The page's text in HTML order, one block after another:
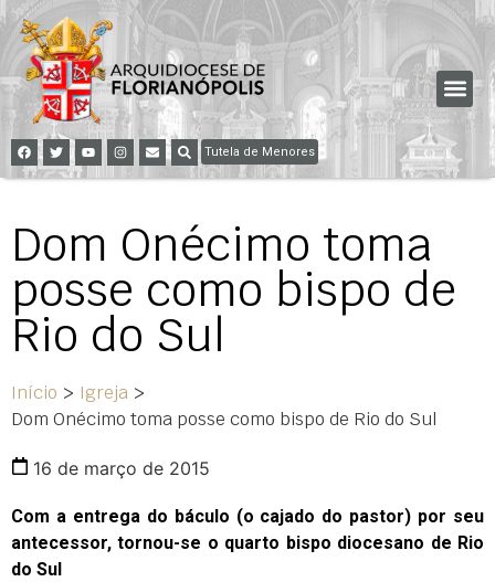
Tutela de Menores
Dom Onécimo toma
posse como bispo de
Rio do Sul
Início > Igreja >
Dom Onécimo toma posse como bispo de Rio do Sul
16 de março de 2015
Com a entrega do báculo (o cajado do pastor) por seu
antecessor, tornou-se o quarto bispo diocesano de Rio
do Sul